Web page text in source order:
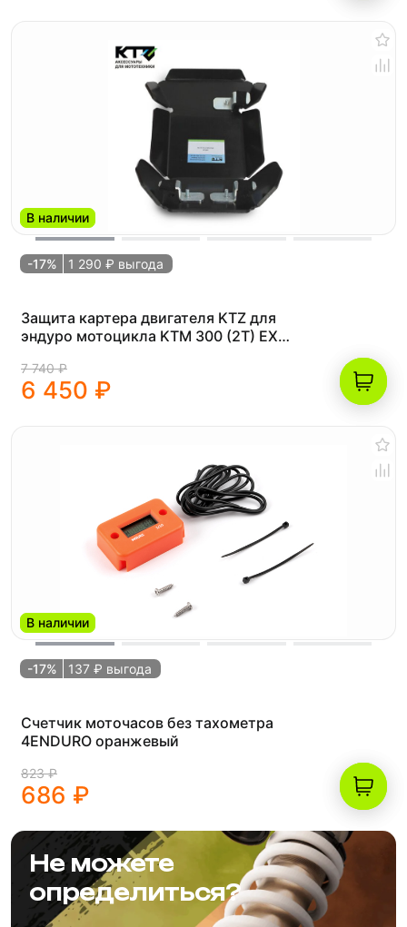
В наличии
-17% 1 290 ₽ выгода
Защита картера двигателя KTZ для
эндуро мотоцикла KTM 300 (2T) EXC
7 740 ₽
6 450 ₽
В наличии
-17% 137 ₽ выгода
Счетчик моточасов без тахометра
4ENDURO оранжевый
823 ₽
686 ₽
Не можете
определиться?